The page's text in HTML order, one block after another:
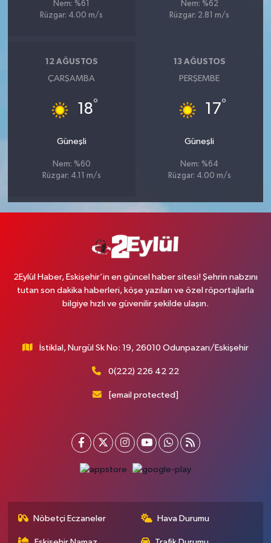
Nem: %61
Rüzgar: 4.00 m/s
Nem: %62
Rüzgar: 2.81 m/s
12 AĞUSTOS
ÇARŞAMBA
18°
Güneşli
Nem: %60
Rüzgar: 4.11 m/s
13 AĞUSTOS
PERŞEMBE
17°
Güneşli
Nem: %64
Rüzgar: 4.00 m/s
2Eylül Haber, Eskişehir’in en güncel haber sitesi! Şehrin nabzını
tutan son dakika haberleri, köşe yazıları ve özel röportajlarla
bilgiye hızlı ve güvenilir şekilde ulaşın.
İstiklal, Nurgül Sk No: 19, 26010 Odunpazarı/Eskişehir
0(222) 226 42 22
[email protected]
Nöbetçi Eczaneler Hava Durumu